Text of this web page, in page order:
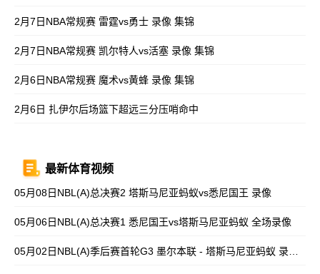
2月7日NBA常规赛 雷霆vs勇士 录像 集锦
2月7日NBA常规赛 凯尔特人vs活塞 录像 集锦
2月6日NBA常规赛 魔术vs黄蜂 录像 集锦
2月6日 扎伊尔后场篮下超远三分压哨命中
最新体育视频
05月08日NBL(A)总决赛2 塔斯马尼亚蚂蚁vs悉尼国王 录像
05月06日NBL(A)总决赛1 悉尼国王vs塔斯马尼亚蚂蚁 全场录像
05月02日NBL(A)季后赛首轮G3 墨尔本联 - 塔斯马尼亚蚂蚁 录像集锦